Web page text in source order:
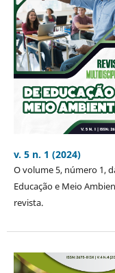
v. 5 n. 1 (2024)
O volume 5, número 1,
Educação e Meio
revista.